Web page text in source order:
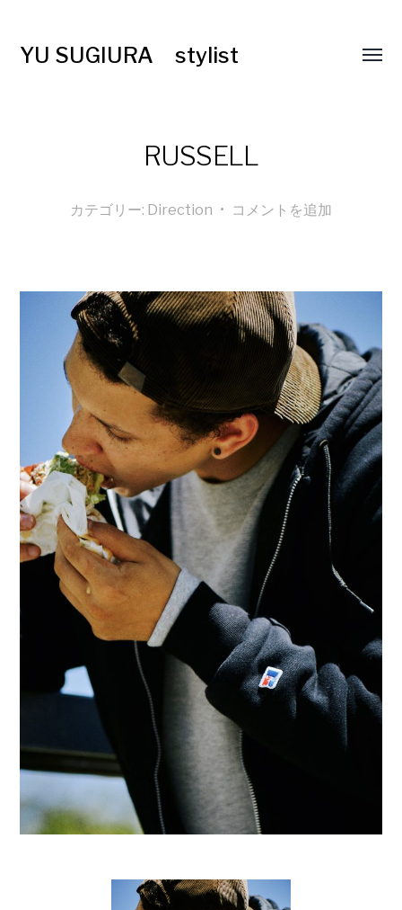
YU SUGIURA stylist
RUSSELL
カテゴリー: Direction • コメントを追加